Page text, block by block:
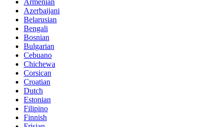
Armenian
Azerbaijani
Belarusian
Bengali
Bosnian
Bulgarian
Cebuano
Chichewa
Corsican
Croatian
Dutch
Estonian
Filipino
Finnish